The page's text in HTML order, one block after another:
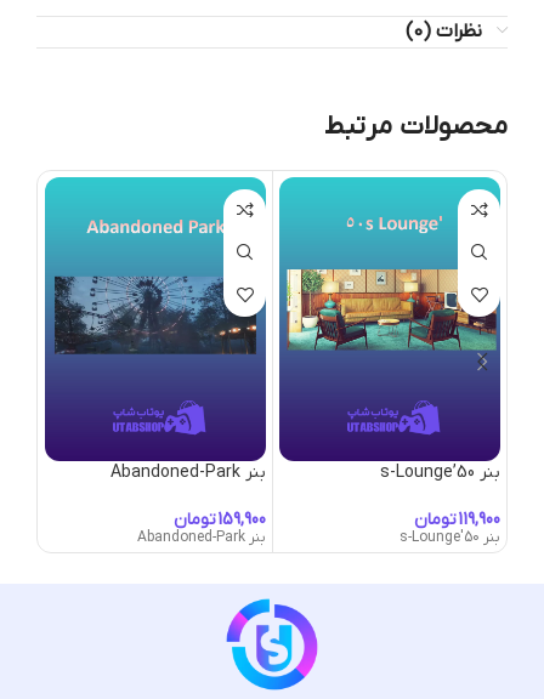
نظرات (0)
محصولات مرتبط
بنر 50’s-Lounge
تومان
بنر 50's-Lounge
بنر Abandoned-Park
تومان
بنر Abandoned-Park